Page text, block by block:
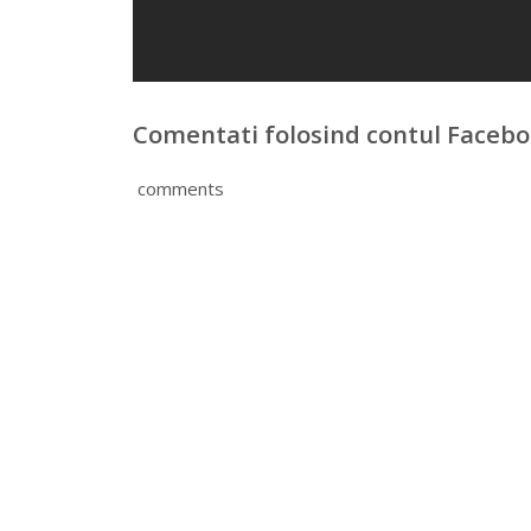
Comentati folosind contul
comments